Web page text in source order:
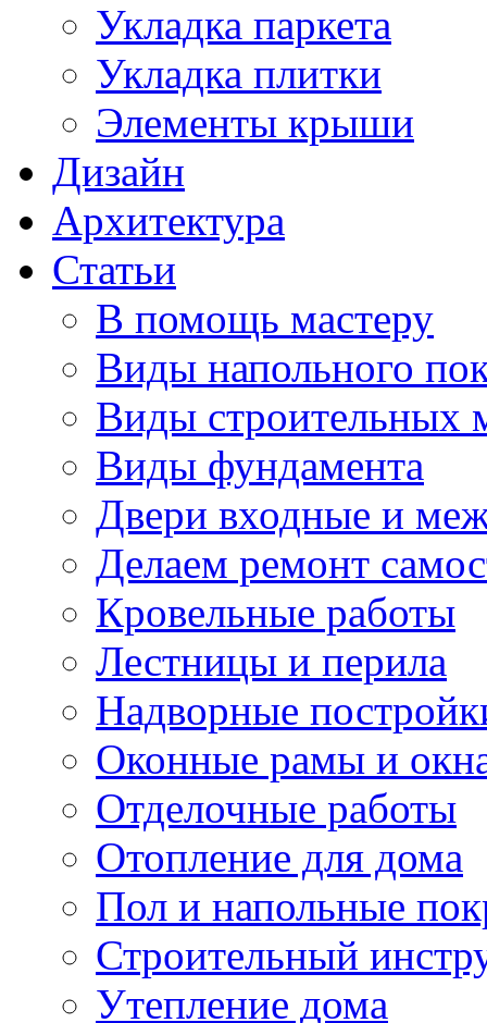
Укладка паркета
Укладка плитки
Элементы крыши
Дизайн
Архитектура
Статьи
В помощь мастеру
Виды напольного
Виды строительных
Виды фундамента
Двери входные и
Делаем ремонт
Кровельные работы
Лестницы и перила
Надворные
Оконные рамы и
Отделочные работы
Отопление для дома
Пол и напольные
Строительный
Утепление дома